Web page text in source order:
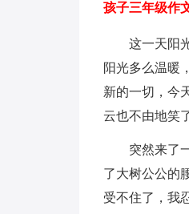
孩子三年级作
这一天阳
阳光多么温暖
新的一切，今
云也不由地笑了
突然来了
了大树公公的
受不住了，我